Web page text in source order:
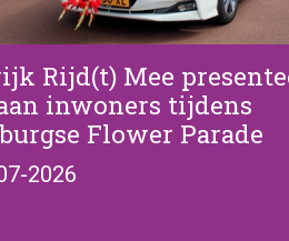
Rijd(t) Mee
inwoners tijdens
Flower Parade
2026